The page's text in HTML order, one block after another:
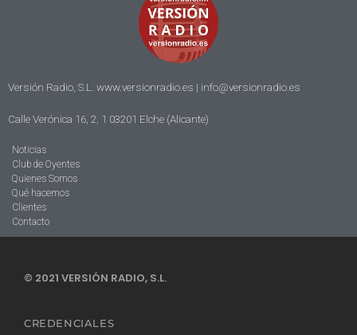
Versión Radio, S.L. www.versionradio.es | info@versionradio.es
Calle Verónica 16, 2, 1 03201 Elche (Alicante)
Noticias
Club de Oyentes
Quienes Somos
Qué hacemos
Clientes
Contacto
© 2021 VERSIÓN RADIO, S.L.
CREDENCIALES